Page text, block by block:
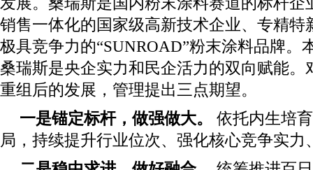
销售一体化的国家级高新技术企业、专精特
极具竞争力的“SUNROAD”粉末涂料品牌。
桑瑞斯是央企实力和民企活力的双向赋能。
重组后的发展，管理提出三点期望。
一是锚定标杆，做强做大。
依托内生培
局，持续提升行业位次、强化核心竞争实力